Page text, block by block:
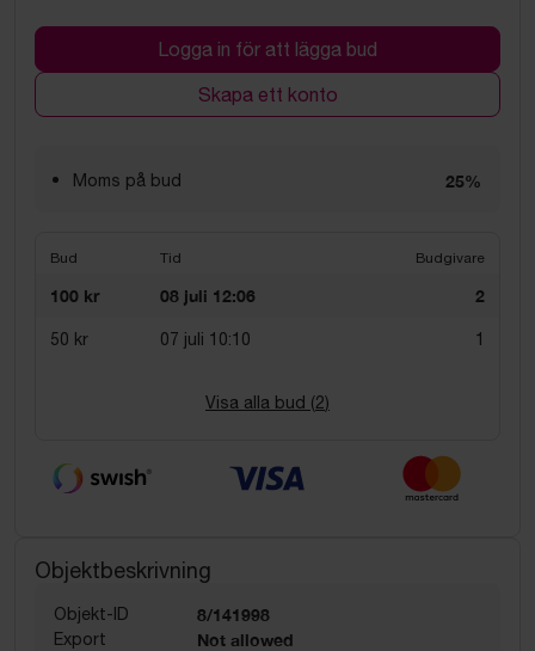
Logga in för att lägga bud
Skapa ett konto
Moms på bud 25%
Bud Tid Budgivare
100 kr 08 juli 12:06 2
50 kr 07 juli 10:10 1
Visa alla bud (2)
Objektbeskrivning
Objekt-ID 8/141998
Export Not allowed